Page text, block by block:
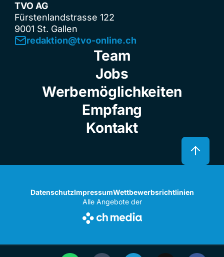
TVO AG
Fürstenlandstrasse 122
9001 St. Gallen
redaktion@tvo-online.ch
Team
Jobs
Werbemöglichkeiten
Empfang
Kontakt
DatenschutzImpressumWettbewerbsrichtlinien
Alle Angebote der